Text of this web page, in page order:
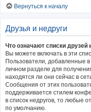
Вернуться к началу
Друзья и недруги
Что означают списки друзей
Вы можете включать в эти
Пользователи, добавленные
личном разделе для
находятся ли они сейчас в
Сообщения от этих
поддерживается стилем
в список недругов, то любые
по умолчанию.